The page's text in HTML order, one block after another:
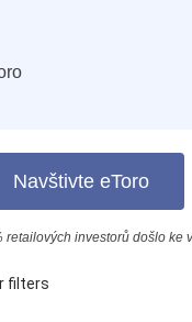
Navštivte eToro
retailových investorů došlo ke
filters